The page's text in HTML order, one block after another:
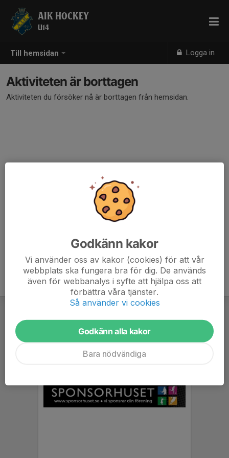
Till hemsidan Logga in
AIK HOCKEY
U14
Aktiviteten är borttagen
Aktiviteten du försöker nå är borttagen från hemsidan.
Godkänn kakor
Vi använder oss av kakor (cookies) för att vår
webbplats ska fungera bra för dig. De används
även för webbanalys i syfte att hjälpa oss att
förbättra våra tjänster.
Så använder vi cookies
Godkänn alla kakor
Bara nödvändiga